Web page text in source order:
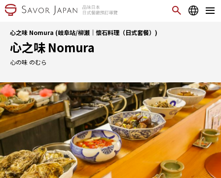
心之味 Nomura (岐阜站/柳瀨｜懷石料理（日式套餐）)
心之味 Nomura
心の味 のむら